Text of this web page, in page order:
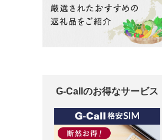
G-Callのお得なサービス